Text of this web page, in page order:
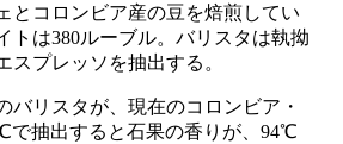
とコロンビア産の豆を焙煎してい
トは380ルーブル。バリスタは執拗
スプレッソを抽出する。
バリスタが、現在のコロンビア・
で抽出すると石果の香りが、94℃